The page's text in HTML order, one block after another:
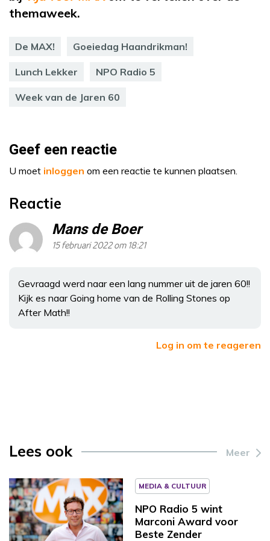
themaweek.
De MAX! Goeiedag Haandrikman!
Lunch Lekker NPO Radio 5
Week van de Jaren 60
Geef een reactie
U moet inloggen om een reactie te kunnen plaatsen.
Reactie
Mans de Boer
15 februari 2022 om 18:21
Gevraagd werd naar een lang nummer uit de jaren 60!!
Kijk es naar Going home van de Rolling Stones op
After Math!!
Log in om te reageren
Lees ook Meer
MEDIA & CULTUUR
NPO Radio 5 wint
Marconi Award voor
Beste Zender